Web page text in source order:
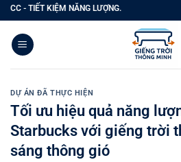
Bỏ
qua
nội
dung
NĂNG LƯỢNG.
DỰ ÁN ĐÃ THỰC HIỆN
Tối ưu hiệu quả năng
Starbucks với giếng trời
sáng thông gió